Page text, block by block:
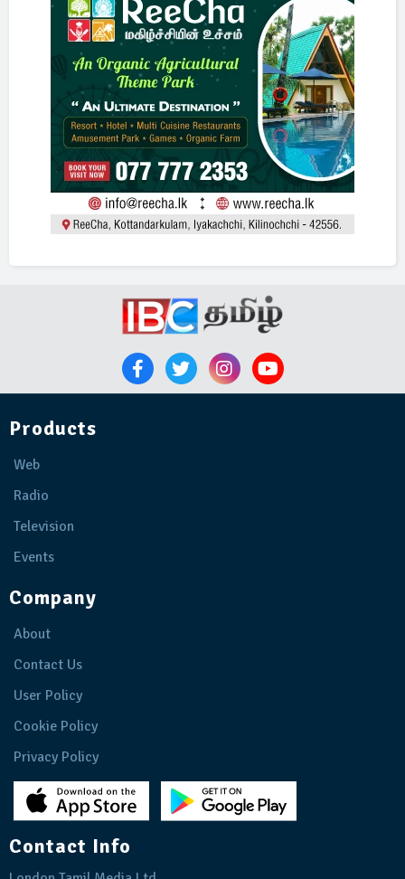
Products
Web
Radio
Television
Events
Company
About
Contact Us
User Policy
Cookie Policy
Privacy Policy
Contact Info